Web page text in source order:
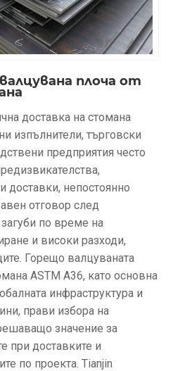
плоча от
доставка на стомана
изпълнители, търговски
предприятия често
доставки, непостоянно
отговор след
по време на
и високи разходи,
Горещо валцуваната
ASTM A36, като основна
инфраструктура и
прави избора на
значение за
при доставките и
по проекта. Tianjin